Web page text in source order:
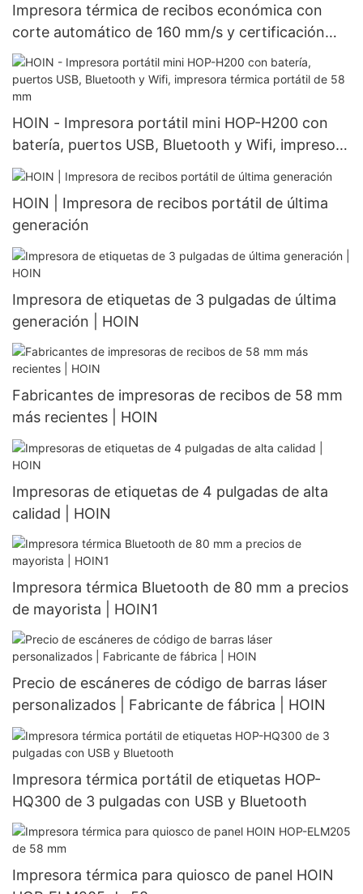
Impresora térmica de recibos económica con
corte automático de 160 mm/s y certificación
CE, FCC, ROHS y CCC, para sistemas POS de 80
mm.
HOIN - Impresora portátil mini HOP-H200 con
batería, puertos USB, Bluetooth y Wifi, impresora
térmica portátil de 58 mm
HOIN | Impresora de recibos portátil de última
generación
Impresora de etiquetas de 3 pulgadas de última
generación | HOIN
Fabricantes de impresoras de recibos de 58 mm
más recientes | HOIN
Impresoras de etiquetas de 4 pulgadas de alta
calidad | HOIN
Impresora térmica Bluetooth de 80 mm a precios
de mayorista | HOIN1
Precio de escáneres de código de barras láser
personalizados | Fabricante de fábrica | HOIN
Impresora térmica portátil de etiquetas HOP-
HQ300 de 3 pulgadas con USB y Bluetooth
Impresora térmica para quiosco de panel HOIN